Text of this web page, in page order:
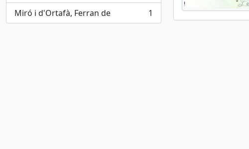
Miró i d'Ortafà, Ferran de
, 1 results 1